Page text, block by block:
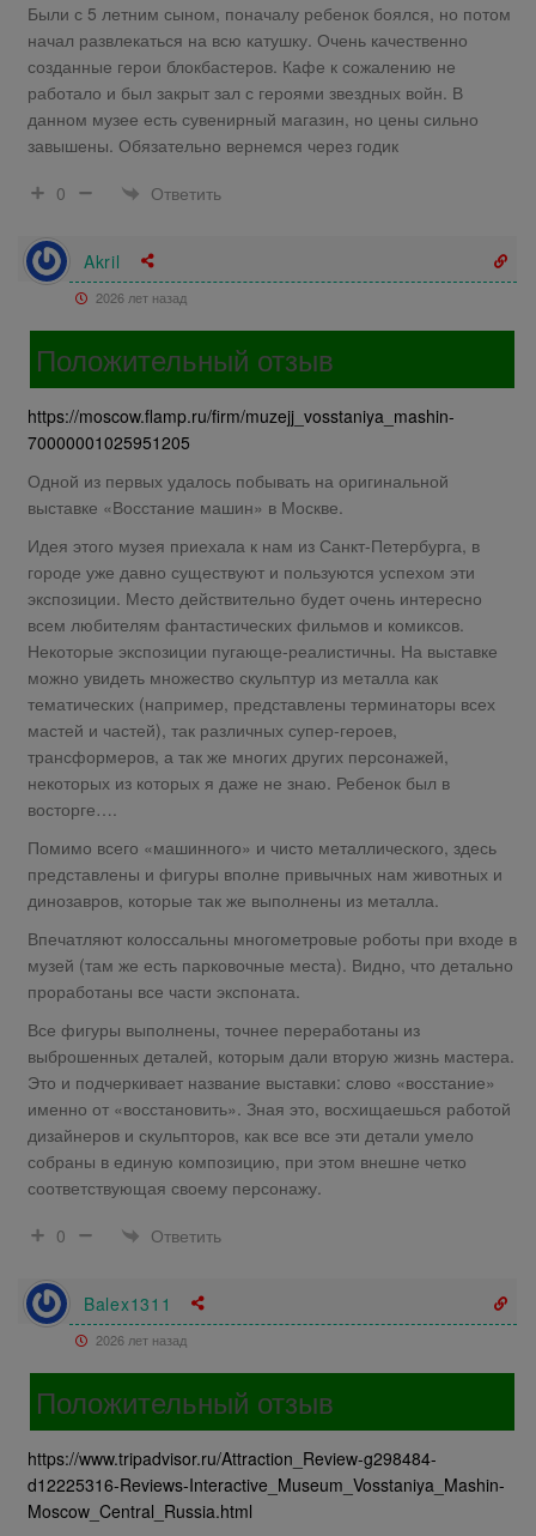
Были с 5 летним сыном, поначалу ребенок боялся, но потом
начал развлекаться на всю катушку. Очень качественно
созданные герои блокбастеров. Кафе к сожалению не
работало и был закрыт зал с героями звездных войн. В
данном музее есть сувенирный магазин, но цены сильно
завышены. Обязательно вернемся через годик
0
Ответить
Akril
2026 лет назад
Положительный отзыв
https://moscow.flamp.ru/firm/muzejj_vosstaniya_mashin-
70000001025951205
Одной из первых удалось побывать на оригинальной
выставке «Восстание машин» в Москве.
Идея этого музея приехала к нам из Санкт-Петербурга, в
городе уже давно существуют и пользуются успехом эти
экспозиции. Место действительно будет очень интересно
всем любителям фантастических фильмов и комиксов.
Некоторые экспозиции пугающе-реалистичны. На выставке
можно увидеть множество скульптур из металла как
тематических (например, представлены терминаторы всех
мастей и частей), так различных супер-героев,
трансформеров, а так же многих других персонажей,
некоторых из которых я даже не знаю. Ребенок был в
восторге….
Помимо всего «машинного» и чисто металлического, здесь
представлены и фигуры вполне привычных нам животных и
динозавров, которые так же выполнены из металла.
Впечатляют колоссальны многометровые роботы при входе в
музей (там же есть парковочные места). Видно, что детально
проработаны все части экспоната.
Все фигуры выполнены, точнее переработаны из
выброшенных деталей, которым дали вторую жизнь мастера.
Это и подчеркивает название выставки: слово «восстание»
именно от «восстановить». Зная это, восхищаешься работой
дизайнеров и скульпторов, как все все эти детали умело
собраны в единую композицию, при этом внешне четко
соответствующая своему персонажу.
0
Ответить
Balex1311
2026 лет назад
Положительный отзыв
https://www.tripadvisor.ru/Attraction_Review-g298484-
d12225316-Reviews-Interactive_Museum_Vosstaniya_Mashin-
Moscow_Central_Russia.html